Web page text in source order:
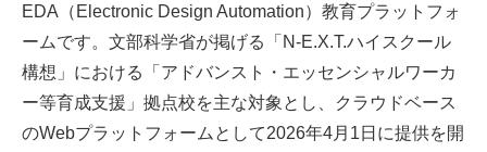
EDA（Electronic Design Automation）教育プラットフォ
ームです。文部科学省が掲げる「N-E.X.T.ハイスクール
構想」における「アドバンスト・エッセンシャルワーカ
ー等育成支援」拠点校を主な対象とし、クラウドベース
のWebプラットフォームとして2026年4月1日に提供を開